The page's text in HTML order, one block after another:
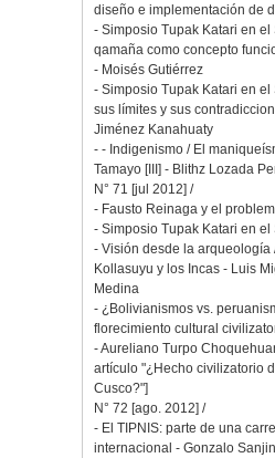
diseño e implementación de
- Simposio Tupak Katari en el
qamaña como concepto
- Moisés Gutiérrez
- Simposio Tupak Katari en el
sus límites y sus
Jiménez Kanahuaty
- - Indigenismo / El
Tamayo [III] - Blithz Lozada
N° 71 [jul 2012] /
- Fausto Reinaga y el
- Simposio Tupak Katari en el
- Visión desde la arqueología
Kollasuyu y los Incas - Luis
Medina
- ¿Bolivianismos vs.
florecimiento cultural
- Aureliano Turpo
artículo "¿Hecho civilizatorio
Cusco?"]
N° 72 [ago. 2012] /
- El TIPNIS: parte de una
internacional - Gonzalo